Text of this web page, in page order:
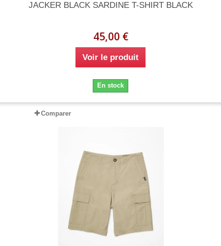
JACKER BLACK SARDINE T-SHIRT BLACK
45,00 €
Voir le produit
En stock
Comparer